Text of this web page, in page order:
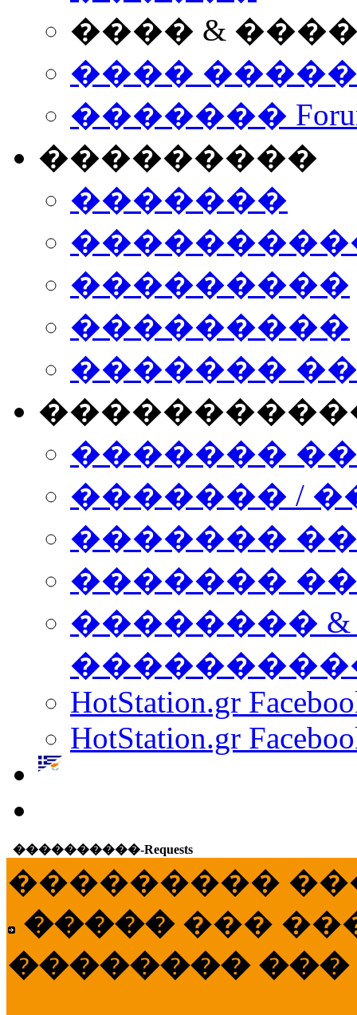
���� &
����
�������
���������
�������
���������
���������
�������
�������
������� /
�������
������� ���
��������
HotStation.gr
HotStation.gr
����������-Requests
���������
����� ���
�������� ���